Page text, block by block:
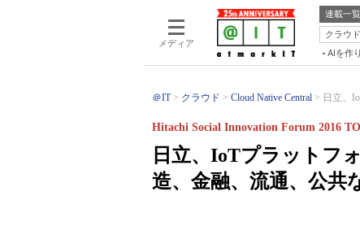
メディア
連載一覧
クラウド
AIを作
＠IT クラウド Cloud Native Central 日立、
日立、IoTプラットフ
造、金融、流通、公共
Hitachi Social Innovation Forum 2016